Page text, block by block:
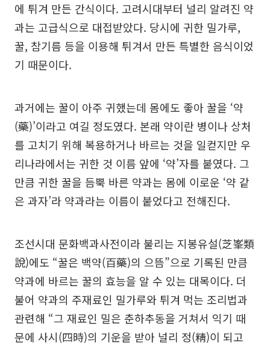
에 튀겨 만든 간식이다. 고려시대부터 널리 알려진 약
과는 고급식으로 대접받았다. 당시에 귀한 밀가루,
꿀, 참기름 등을 이용해 튀겨서 만든 특별한 음식이었
기 때문이다.
과거에는 꿀이 아주 귀했는데 몸에도 좋아 꿀을 ‘약
(藥)’이라고 여길 정도였다. 본래 약이란 병이나 상처
를 고치기 위해 복용하거나 바르는 것을 일컫지만 우
리나라에서는 귀한 것 이름 앞에 ‘약’자를 붙였다. 그
만큼 귀한 꿀을 듬뿍 바른 약과는 몸에 이로운 ‘약 같
은 과자’라 약과라는 이름이 붙었다고 전해진다.
조선시대 문화백과사전이라 불리는 지봉유설(芝峯類
說)에도 “꿀은 백약(百藥)의 으뜸”으로 기록된 만큼
약과에 바르는 꿀의 효능을 알 수 있는 대목이다. 더
불어 약과의 주재료인 밀가루와 튀겨 먹는 조리법과
관련해 “그 재료인 밀은 춘하추동을 거쳐서 익기 때
문에 사시(四時)의 기운을 받아 널리 정(精)이 되고